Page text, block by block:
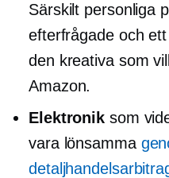
Särskilt personliga
efterfrågade och
den kreativa som
Amazon.
Elektronik som
vara lönsamma